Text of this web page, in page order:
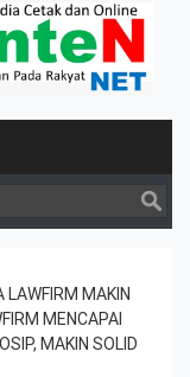
LAWFIRM MAKIN
MENCAPAI
MAKIN SOLID